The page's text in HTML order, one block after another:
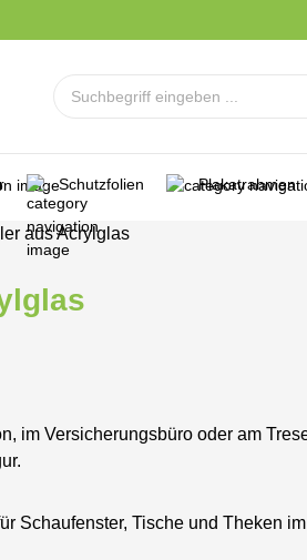
Schutzfolien Plakatrahmen
aus Acrylglas
im Versicherungsbüro oder am
Schaufenster, Tische und Theken